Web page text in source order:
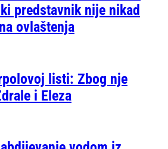
predstavnik nije nikad
ovlaštenja
listi: Zbog nje
i Eleza